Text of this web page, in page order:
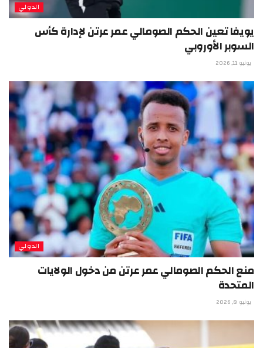
الدولي
يويفا تعين الحكم الصومالي عمر عرتن لإدارة كأس
السوبر الأوروبي
يونيو 11, 2026
الدولي
منع الحكم الصومالي عمر عرتن من دخول الولايات
المتحدة
يونيو 8, 2026